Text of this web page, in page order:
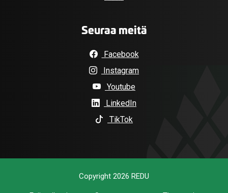
Seuraa meitä
Facebook
Instagram
Youtube
LinkedIn
TikTok
Copyright 2026 REDU